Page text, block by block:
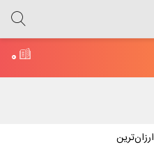
0
ارزان‌ترین